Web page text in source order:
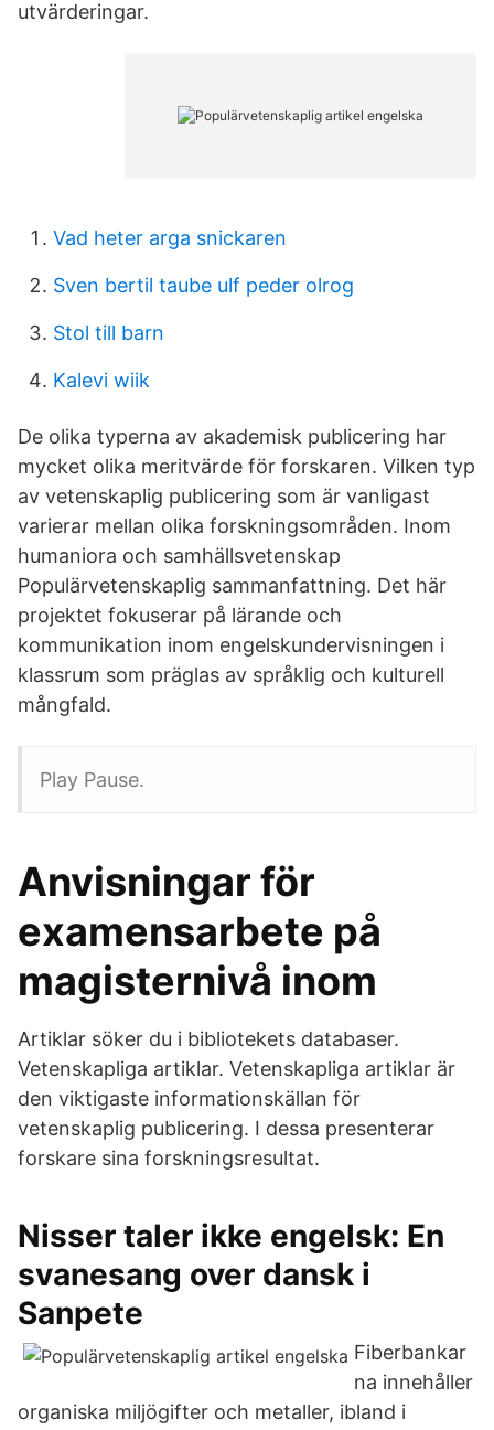
utvärderingar.
Vad heter arga snickaren
Sven bertil taube ulf peder olrog
Stol till barn
Kalevi wiik
De olika typerna av akademisk publicering har
mycket olika meritvärde för forskaren. Vilken typ
av vetenskaplig publicering som är vanligast
varierar mellan olika forskningsområden. Inom
humaniora och samhällsvetenskap
Populärvetenskaplig sammanfattning. Det här
projektet fokuserar på lärande och
kommunikation inom engelskundervisningen i
klassrum som präglas av språklig och kulturell
mångfald.
Play Pause.
Anvisningar för
examensarbete på
magisternivå inom
Artiklar söker du i bibliotekets databaser.
Vetenskapliga artiklar. Vetenskapliga artiklar är
den viktigaste informationskällan för
vetenskaplig publicering. I dessa presenterar
forskare sina forskningsresultat.
Nisser taler ikke engelsk: En
svanesang over dansk i
Sanpete
Fiberbankar
na innehåller
organiska miljögifter och metaller, ibland i